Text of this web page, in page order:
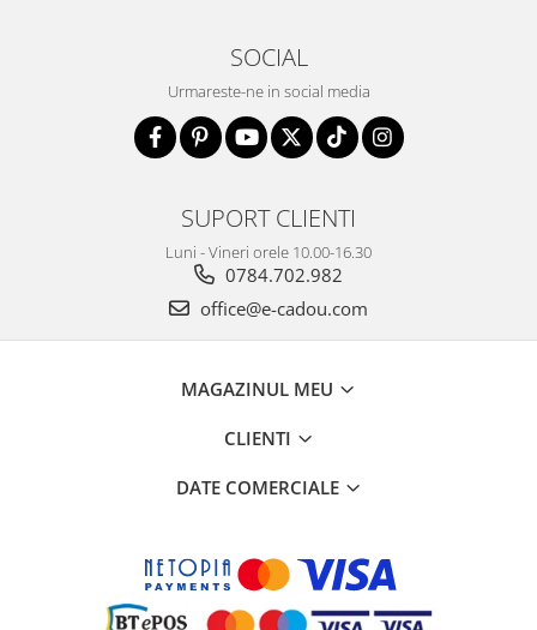
SOCIAL
Urmareste-ne in social media
SUPORT CLIENTI
Luni - Vineri orele 10.00-16.30
0784.702.982
office@e-cadou.com
MAGAZINUL MEU
CLIENTI
DATE COMERCIALE